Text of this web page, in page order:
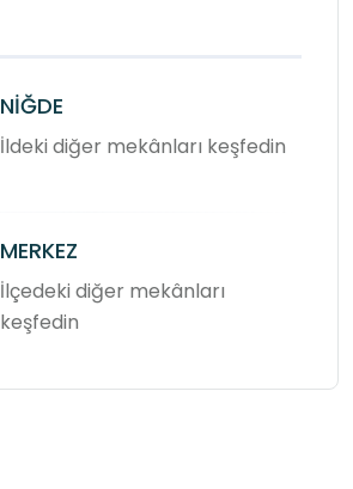
NİĞDE
İldeki diğer mekânları keşfedin
MERKEZ
İlçedeki diğer mekânları
keşfedin